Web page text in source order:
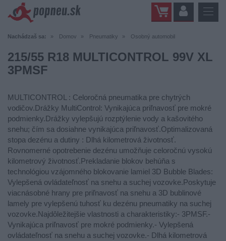
Nachádzaš sa: Domov Pneumatiky Osobný automobil
215/55 R18 MULTICONTROL 99V XL
3PMSF
MULTICONTROL : Celoročná pneumatika pre chytrých
vodičov.Drážky MultiControl: Vynikajúca priľnavosť pre mokré
podmienky.Drážky vylepšujú rozptýlenie vody a kašovitého
snehu; čím sa dosiahne vynikajúca priľnavosť.Optimalizovaná
stopa dezénu a dutiny : Dlhá kilometrová životnosť.
Rovnomerné opotrebenie dezénu umožňuje celoročnú vysokú
kilometrový životnosť.Prekladanie blokov behúňa s
technológiou vzájomného blokovanie lamiel 3D Bubble Blades:
Vylepšená ovládateľnosť na snehu a suchej vozovke.Poskytuje
viacnásobné hrany pre priľnavosť na snehu a 3D bublinové
lamely pre vylepšenú tuhosť ku dezénu pneumatiky na suchej
vozovke.Najdôležitejšie vlastnosti a charakteristiky:- 3PMSF.-
Vynikajúca priľnavosť pre mokré podmienky.- Vylepšená
ovládateľnosť na snehu a suchej vozovke.- Dlhá kilometrová